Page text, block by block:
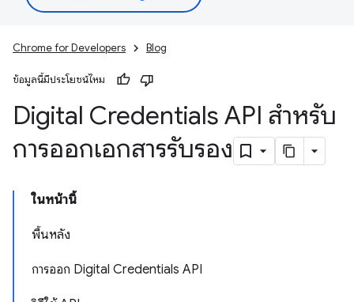
Chrome for Developers Blog
ข้อมูลนี้มีประโยชน์ไหม
Digital Credentials API สำหรับ
การออกเอกสารรับรอง
ในหน้านี้
พื้นหลัง
การออก Digital Credentials API